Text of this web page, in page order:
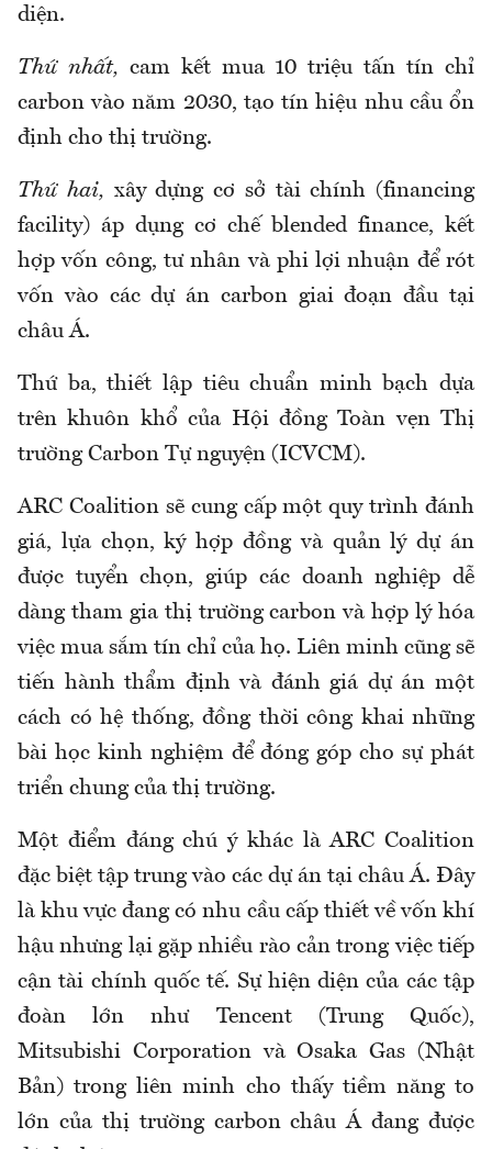
diện.
Thứ nhất, cam kết mua 10 triệu tấn tín chỉ
carbon vào năm 2030, tạo tín hiệu nhu cầu ổn
định cho thị trường.
Thứ hai, xây dựng cơ sở tài chính (financing
facility) áp dụng cơ chế blended finance, kết
hợp vốn công, tư nhân và phi lợi nhuận để rót
vốn vào các dự án carbon giai đoạn đầu tại
châu Á.
Thứ ba, thiết lập tiêu chuẩn minh bạch dựa
trên khuôn khổ của Hội đồng Toàn vẹn Thị
trường Carbon Tự nguyện (ICVCM).
ARC Coalition sẽ cung cấp một quy trình đánh
giá, lựa chọn, ký hợp đồng và quản lý dự án
được tuyển chọn, giúp các doanh nghiệp dễ
dàng tham gia thị trường carbon và hợp lý hóa
việc mua sắm tín chỉ của họ. Liên minh cũng sẽ
tiến hành thẩm định và đánh giá dự án một
cách có hệ thống, đồng thời công khai những
bài học kinh nghiệm để đóng góp cho sự phát
triển chung của thị trường.
Một điểm đáng chú ý khác là ARC Coalition
đặc biệt tập trung vào các dự án tại châu Á. Đây
là khu vực đang có nhu cầu cấp thiết về vốn khí
hậu nhưng lại gặp nhiều rào cản trong việc tiếp
cận tài chính quốc tế. Sự hiện diện của các tập
đoàn lớn như Tencent (Trung Quốc),
Mitsubishi Corporation và Osaka Gas (Nhật
Bản) trong liên minh cho thấy tiềm năng to
lớn của thị trường carbon châu Á đang được